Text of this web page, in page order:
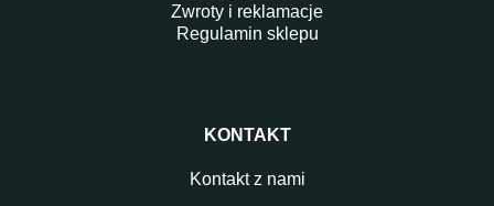
Zwroty i reklamacje
Regulamin sklepu
KONTAKT
Kontakt z nami